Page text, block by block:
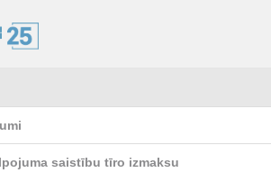
saistību tīro izmaksu